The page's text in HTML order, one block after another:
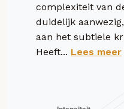
complexiteit van
duidelijk
aan het subtiele
Heeft... Lees meer